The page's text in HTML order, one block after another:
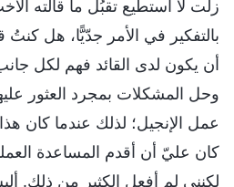
زلت لا أستطيع تقبُل ما قالته
بالتفكير في الأمر جدّيًّا، هل
أن يكون لدى القائد فهم لكل
وحل المشكلات بمجرد العثور
عمل الإنجيل؛ لذلك عندما كان
كان عليّ أن أقدم المساعدة
لكنني لم أفعل الكثير من ذلك.